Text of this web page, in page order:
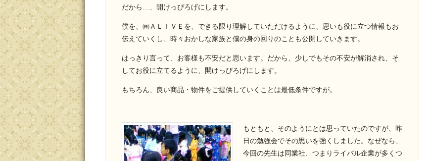
だから…、開けっぴろげにします。
僕を、㈱ＡＬＩＶＥを、できる限り理解していただけるように、思いも役に立つ情報もお
伝えていくし、時々おかしな家族と僕の身の回りのことも公開していきます。
はっきり言って、お客様も不安だと思います。だから、少しでもその不安が解消され、そ
してお役に立てるように、開けっぴろげにします。
もちろん、良い商品・物件をご提供していくことは最低条件ですが。
もともと、そのようにとは思っていたのですが、昨
日の勉強会でその思いを強くしました。なぜなら、
今回の先生は同業社、つまりライバル企業が多くつ